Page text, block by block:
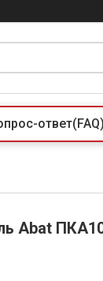
ответ(FAQ)
Abat